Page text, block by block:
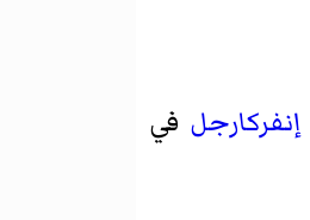
إنفركارجل في